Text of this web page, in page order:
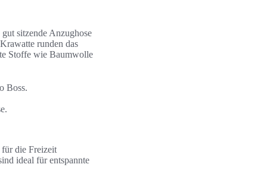
sitzende Anzughose
runden das
Stoffe wie Baumwolle
Boss.
die Freizeit
ideal für entspannte